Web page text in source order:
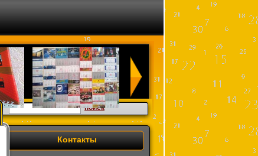
Контакты
поиск